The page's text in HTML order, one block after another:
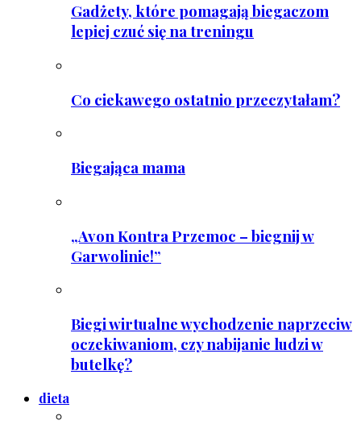
Gadżety, które pomagają biegaczom
lepiej czuć się na treningu
Co ciekawego ostatnio przeczytałam?
Biegająca mama
„Avon Kontra Przemoc – biegnij w
Garwolinie!”
Biegi wirtualne wychodzenie naprzeciw
oczekiwaniom, czy nabijanie ludzi w
butelkę?
dieta